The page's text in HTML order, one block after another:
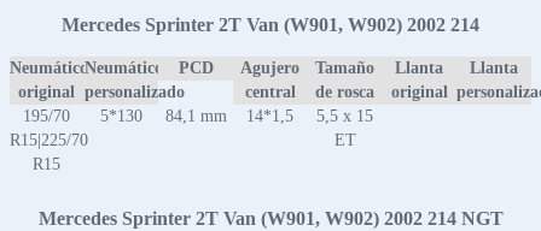
Mercedes Sprinter 2T Van (W901, W902) 2002 214
Neumático
original
Neumático
personalizado
PCD
Agujero
central
Tamaño
de rosca
Llanta
original
Llanta
195/70
R15|225/70
R15
5*130 84,1 mm 14*1,5
5,5 x 15
ET
Mercedes Sprinter 2T Van (W901, W902) 2002 214 NGT